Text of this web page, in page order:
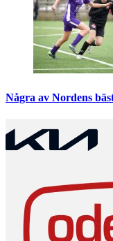
Några av Nordens